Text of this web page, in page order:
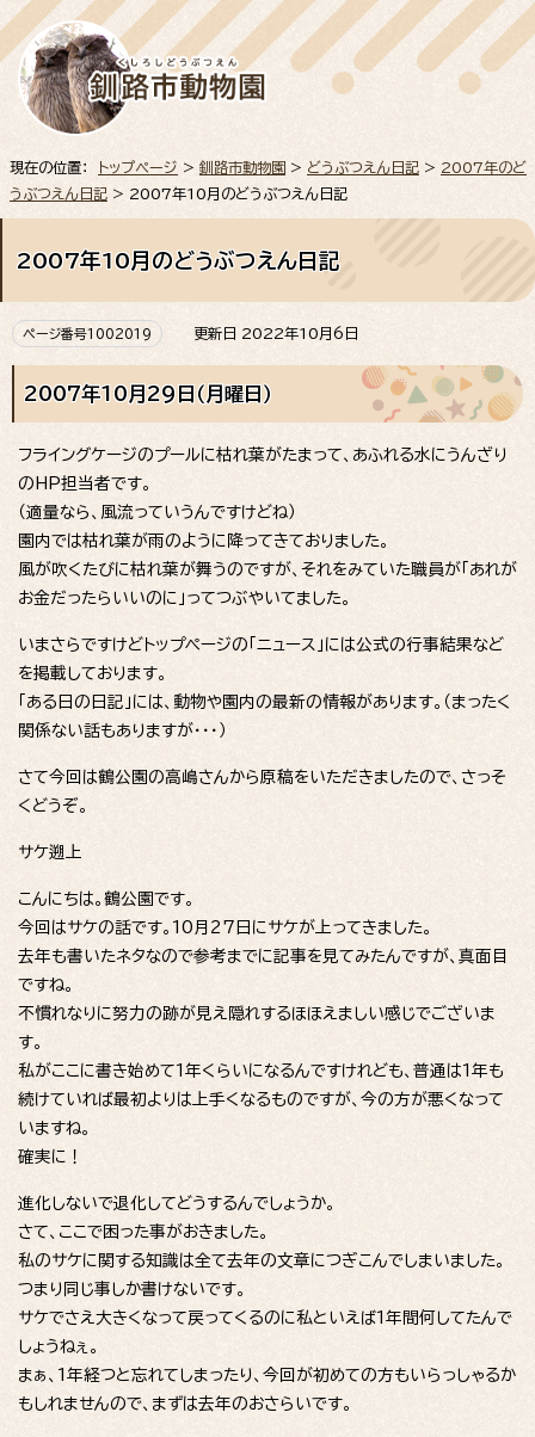
現在の位置： トップページ > 釧路市動物園 > どうぶつえん日記 > 2007年のど
うぶつえん日記 > 2007年10月のどうぶつえん日記
2007年10月のどうぶつえん日記
ページ番号1002019 更新日 2022年10月6日
2007年10月29日（月曜日）
フライングケージのプールに枯れ葉がたまって、あふれる水にうんざり
のHP担当者です。
（適量なら、風流っていうんですけどね）
園内では枯れ葉が雨のように降ってきておりました。
風が吹くたびに枯れ葉が舞うのですが、それをみていた職員が「あれが
お金だったらいいのに」ってつぶやいてました。
いまさらですけどトップページの「ニュース」には公式の行事結果など
を掲載しております。
「ある日の日記」には、動物や園内の最新の情報があります。（まったく
関係ない話もありますが・・・）
さて今回は鶴公園の高嶋さんから原稿をいただきましたので、さっそ
くどうぞ。
サケ遡上
こんにちは。鶴公園です。
今回はサケの話です。10月27日にサケが上ってきました。
去年も書いたネタなので参考までに記事を見てみたんですが、真面目
ですね。
不慣れなりに努力の跡が見え隠れするほほえましい感じでございま
す。
私がここに書き始めて1年くらいになるんですけれども、普通は1年も
続けていれば最初よりは上手くなるものですが、今の方が悪くなって
いますね。
確実に！
進化しないで退化してどうするんでしょうか。
さて、ここで困った事がおきました。
私のサケに関する知識は全て去年の文章につぎこんでしまいました。
つまり同じ事しか書けないです。
サケでさえ大きくなって戻ってくるのに私といえば1年間何してたんで
しょうねぇ。
まぁ、1年経つと忘れてしまったり、今回が初めての方もいらっしゃるか
もしれませんので、まずは去年のおさらいです。